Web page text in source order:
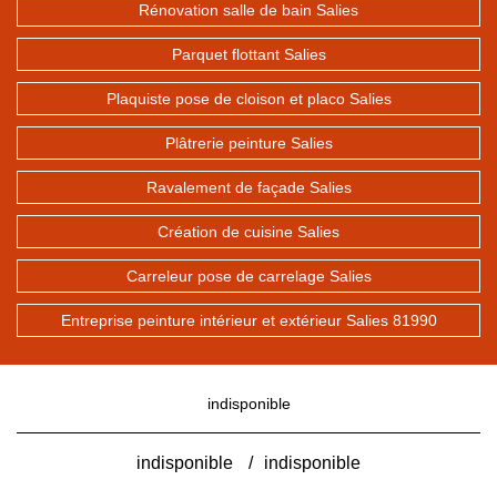
Rénovation salle de bain Salies
Parquet flottant Salies
Plaquiste pose de cloison et placo Salies
Plâtrerie peinture Salies
Ravalement de façade Salies
Création de cuisine Salies
Carreleur pose de carrelage Salies
Entreprise peinture intérieur et extérieur Salies 81990
indisponible
indisponible / indisponible